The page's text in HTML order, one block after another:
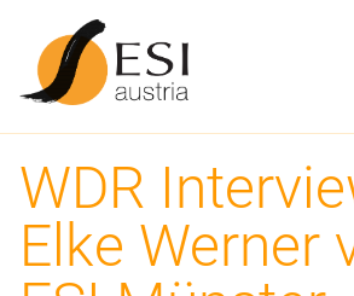
WDR
Elke Werner
Kursstufen
Stufe 1
Stufe 3
Grundwissen
Tutorien
Informationen
Shiatsu Ausbildung in Österreich
Info-Abende
Geschichte
Tätigkeitsfelder
Die Schule
ESI Austria
ESI Austria Team
Downloads
ESI Praktiker:innen